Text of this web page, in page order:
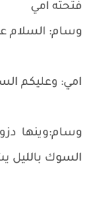
فتحته امي
وسام: السلام
امي: وعليكم
وسام:وينها
السوك بالليل